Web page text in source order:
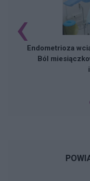
Endometrioza
Ból
‹